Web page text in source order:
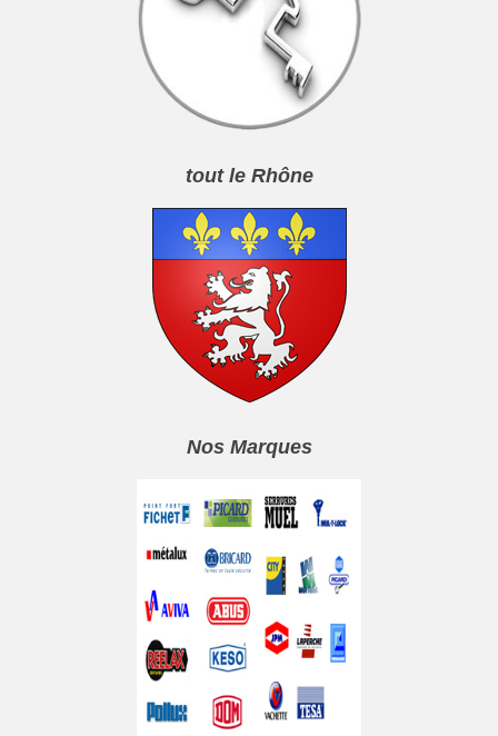
tout le Rhône
Nos Marques